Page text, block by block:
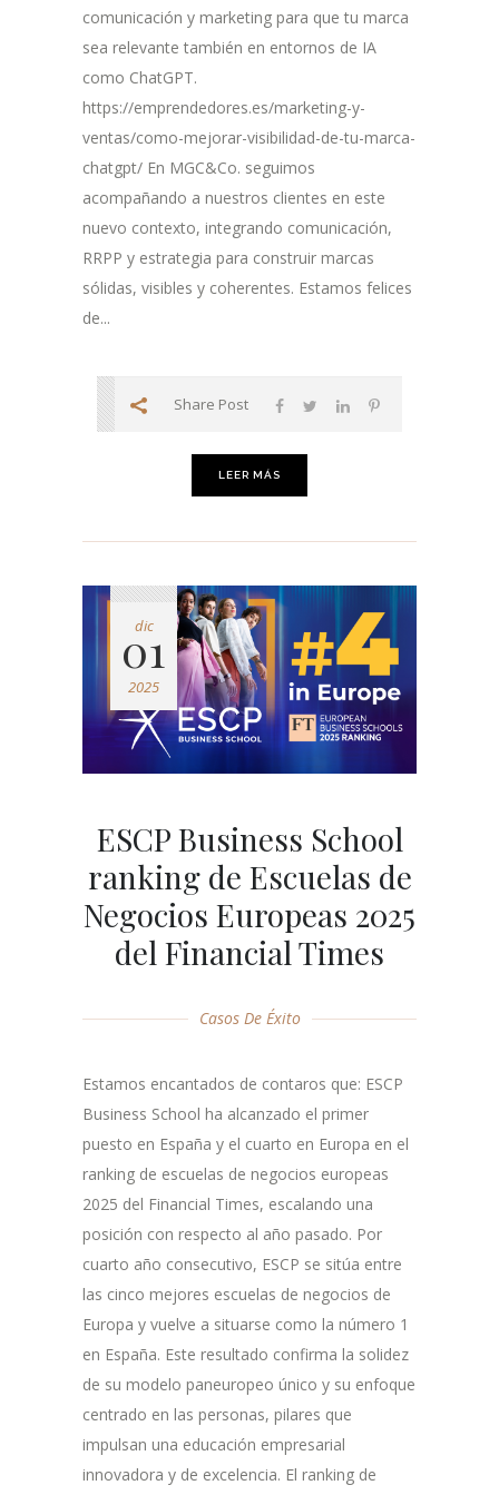
comunicación y marketing para que tu marca
sea relevante también en entornos de IA
como ChatGPT.
https://emprendedores.es/marketing-y-
ventas/como-mejorar-visibilidad-de-tu-marca-
chatgpt/ En MGC&Co. seguimos
acompañando a nuestros clientes en este
nuevo contexto, integrando comunicación,
RRPP y estrategia para construir marcas
sólidas, visibles y coherentes. Estamos felices
de...
Share Post
LEER MÁS
dic
01
2025
ESCP Business School
ranking de Escuelas de
Negocios Europeas 2025
del Financial Times
Casos De Éxito
Estamos encantados de contaros que: ESCP
Business School ha alcanzado el primer
puesto en España y el cuarto en Europa en el
ranking de escuelas de negocios europeas
2025 del Financial Times, escalando una
posición con respecto al año pasado. Por
cuarto año consecutivo, ESCP se sitúa entre
las cinco mejores escuelas de negocios de
Europa y vuelve a situarse como la número 1
en España. Este resultado confirma la solidez
de su modelo paneuropeo único y su enfoque
centrado en las personas, pilares que
impulsan una educación empresarial
innovadora y de excelencia. El ranking de